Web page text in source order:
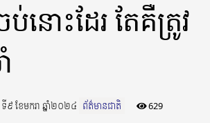
ចប់នោះដែរ តែគឺត្រូវ
ទី៩ ខែមករា ឆ្នាំ២០២៤ ព័ត៌មានជាតិ 629